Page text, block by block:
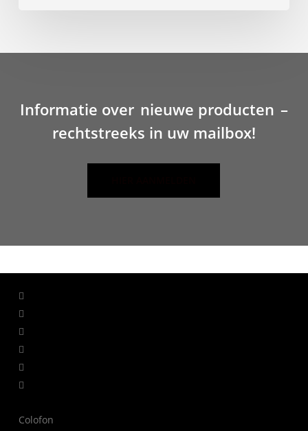
Informatie over nieuwe producten –
rechtstreeks in uw mailbox!
facebook
linkedin
youtube
instagram
whatsapp
tiktok
Colofon